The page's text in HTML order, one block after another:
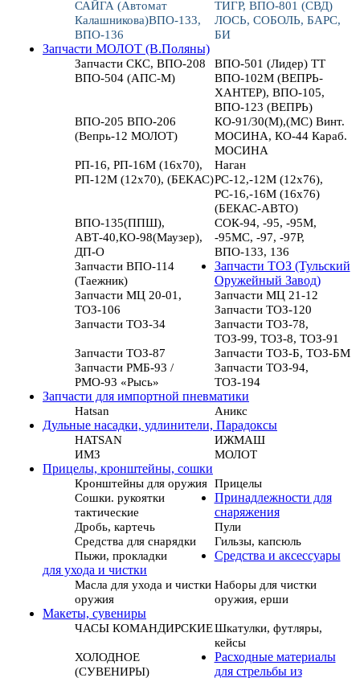
САЙГА (Автомат
Калашникова)ВПО-133,
ВПО-136
ТИГР, ВПО-801 (СВД)
ЛОСЬ, СОБОЛЬ, БАРС,
БИ
Запчасти МОЛОТ (В.Поляны)
Запчасти СКС, ВПО-208
ВПО-501 (Лидер) ТТ
ВПО-504 (АПС-М)
ВПО-102М (ВЕПРЬ-
ХАНТЕР), ВПО-105,
ВПО-123 (ВЕПРЬ)
ВПО-205 ВПО-206
(Вепрь-12 МОЛОТ)
КО-91/30(М),(МС) Винт.
МОСИНА, КО-44 Караб.
МОСИНА
РП-16, РП-16М (16х70),
РП-12М (12х70), (БЕКАС)
Наган
РС-12,-12М (12х76),
РС-16,-16М (16х76)
(БЕКАС-АВТО)
ВПО-135(ППШ),
АВТ-40,КО-98(Маузер),
ДП-О
СОК-94, -95, -95М,
-95МС, -97, -97Р,
ВПО-133, 136
Запчасти ВПО-114
(Таежник)
Запчасти ТОЗ (Тульский
Оружейный Завод)
Запчасти МЦ 20-01,
ТОЗ-106
Запчасти МЦ 21-12
Запчасти ТОЗ-120
Запчасти ТОЗ-34
Запчасти ТОЗ-78,
ТОЗ-99, ТОЗ-8, ТОЗ-91
Запчасти ТОЗ-87
Запчасти ТОЗ-Б, ТОЗ-БМ
Запчасти РМБ-93 /
РМО-93 «Рысь»
Запчасти ТОЗ-94,
ТОЗ-194
Запчасти для импортной пневматики
Hatsan
Аникс
Дульные насадки, удлинители, Парадоксы
HATSAN
ИЖМАШ
ИМЗ
МОЛОТ
Прицелы, кронштейны, сошки
Кронштейны для оружия Прицелы
Сошки. рукоятки
тактические
Принадлежности для
снаряжения
Дробь, картечь
Пули
Средства для снарядки
Гильзы, капсюль
Пыжи, прокладки
Средства и аксессуары
для ухода и чистки
Масла для ухода и чистки
оружия
Наборы для чистки
оружия, ерши
Макеты, сувениры
ЧАСЫ КОМАНДИРСКИЕШкатулки, футляры,
кейсы
ХОЛОДНОЕ
(СУВЕНИРЫ)
Расходные материалы
для стрельбы из